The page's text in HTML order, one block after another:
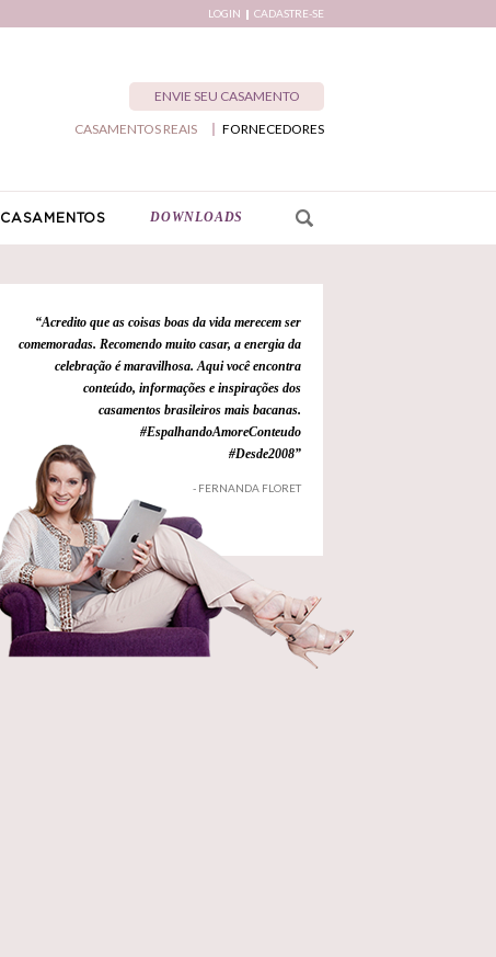
LOGIN CADASTRE-SE
ENVIE SEU CASAMENTO
FORNECEDORES
CASAMENTOS REAIS
CASAMENTOS DOWNLOADS
“Acredito que as coisas boas da vida merecem ser
comemoradas. Recomendo muito casar, a energia da
celebração é maravilhosa. Aqui você encontra
conteúdo, informações e inspirações dos
casamentos brasileiros mais bacanas.
#EspalhandoAmoreConteudo
#Desde2008”
- FERNANDA FLORET